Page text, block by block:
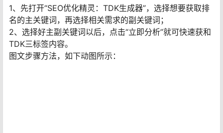
1、先打开“SEO优化精灵：TDK生成器”，选择想要获取排
名的主关键词，再选择相关需求的副关键词；
2、选择好主副关键词以后，点击“立即分析”就可快速获和
TDK三标签内容。
图文步骤方法，如下动图所示：